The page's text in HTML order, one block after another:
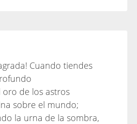
Cuando tiendes
de los astros
sobre el mundo;
la urna de la sombra,